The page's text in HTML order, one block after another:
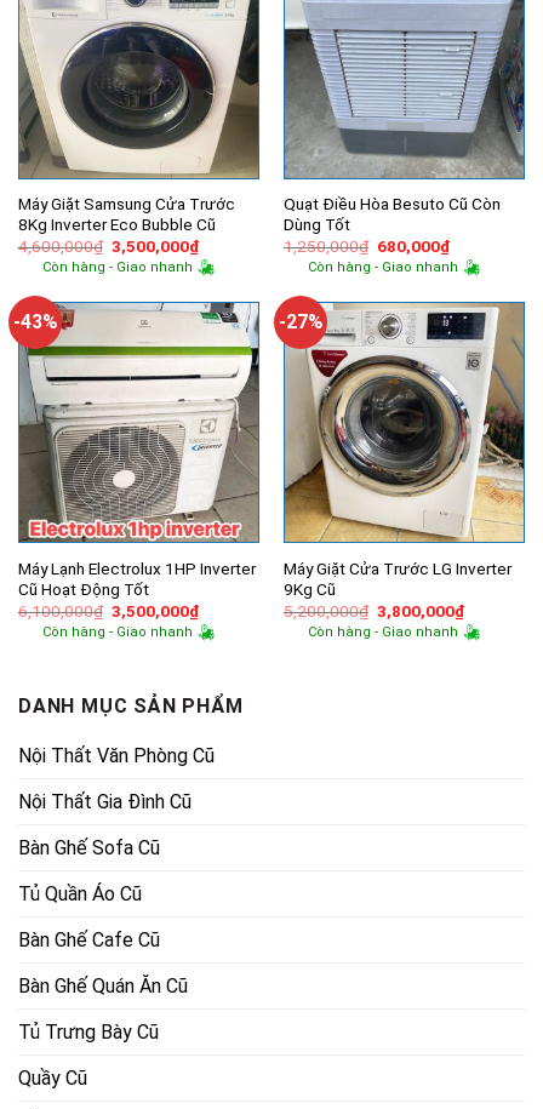
Máy Giặt Samsung Cửa Trước
8Kg Inverter Eco Bubble Cũ
4,600,000₫ Giá
gốc
là:
3,500,000₫Giá
hiện
tại
3,500,000₫.
Còn hàng - Giao nhanh
Quạt Điều Hòa Besuto Cũ Còn
Dùng Tốt
1,250,000₫ Giá
gốc
là:
680,000₫Giá
hiện
tại
680,000₫.
Còn hàng - Giao nhanh
-43%
Máy Lạnh Electrolux 1HP Inverter
Cũ Hoạt Động Tốt
6,100,000₫ Giá
gốc
là:
3,500,000₫Giá
hiện
tại
Còn hàng - Giao nhanh
-27%
Máy Giặt Cửa Trước LG Inverter
9Kg Cũ
5,200,000₫ Giá
gốc
là:
3,800,000₫Giá
hiện
tại
Còn hàng - Giao nhanh
DANH MỤC SẢN PHẨM
Nội Thất Văn Phòng Cũ
Nội Thất Gia Đình Cũ
Bàn Ghế Sofa Cũ
Tủ Quần Áo Cũ
Bàn Ghế Cafe Cũ
Bàn Ghế Quán Ăn Cũ
Tủ Trưng Bày Cũ
Quầy Cũ